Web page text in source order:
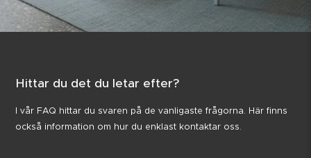
Hittar du det du letar efter?
I vår FAQ hittar du svaren på de vanligaste frågorna. Här finns
också information om hur du enklast kontaktar oss.